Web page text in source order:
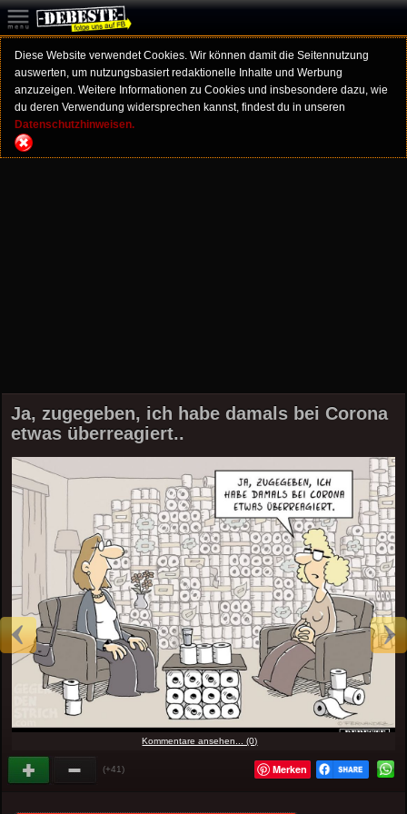
Diese Website verwendet Cookies. Wir können damit die Seitennutzung
auswerten, um nutzungsbasiert redaktionelle Inhalte und Werbung
anzuzeigen. Weitere Informationen zu Cookies und insbesondere dazu, wie
du deren Verwendung widersprechen kannst, findest du in unseren
Datenschutzhinweisen.
Ja, zugegeben, ich habe damals bei Corona
etwas überreagiert..
Kommentare ansehen... (0)
(+41) Merken